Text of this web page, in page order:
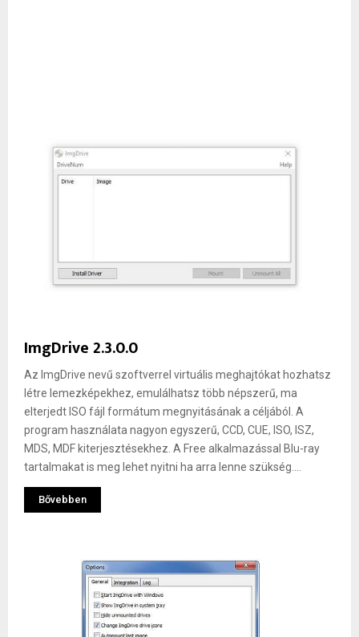
ImgDrive 2.3.0.0
Az ImgDrive nevű szoftverrel virtuális meghajtókat hozhatsz
létre lemezképekhez, emulálhatsz több népszerű, ma
elterjedt ISO fájl formátum megnyitásának a céljából. A
program használata nagyon egyszerű, CCD, CUE, ISO, ISZ,
MDS, MDF kiterjesztésekhez. A Free alkalmazással Blu-ray
tartalmakat is meg lehet nyitni ha arra lenne szükség....
Bővebben